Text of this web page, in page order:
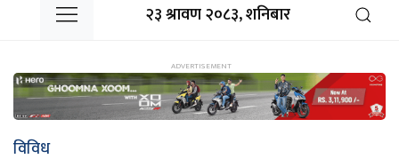
२३ श्रावण २०८३, शनिबार
विविध